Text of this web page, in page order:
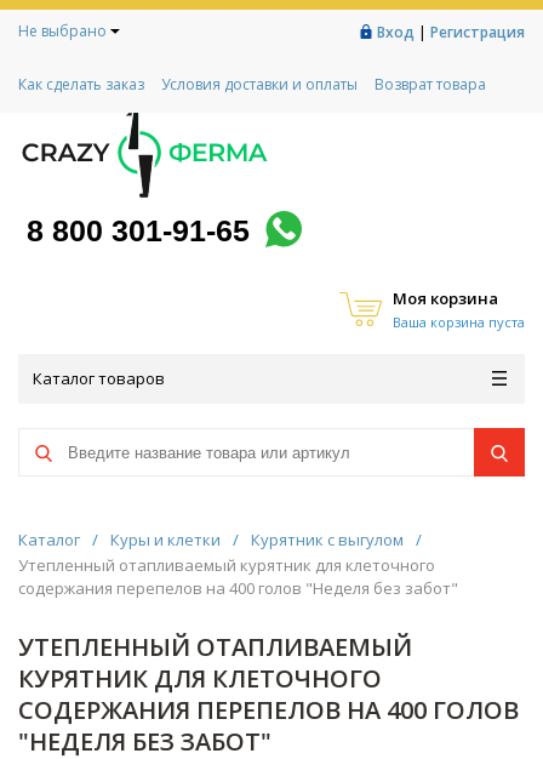
Не выбрано Вход | Регистрация
Как сделать заказ Условия доставки и оплаты
Возврат товара
Контакты
Социальный контракт
Любимая ферма
8 800 301-91-65
Моя корзина
Ваша корзина пуста
Каталог товаров
Каталог / Куры и клетки / Курятник с выгулом
/
Утепленный отапливаемый курятник для клеточного
содержания перепелов на 400 голов "Неделя без забот"
УТЕПЛЕННЫЙ ОТАПЛИВАЕМЫЙ
КУРЯТНИК ДЛЯ КЛЕТОЧНОГО
СОДЕРЖАНИЯ ПЕРЕПЕЛОВ НА 400 ГОЛОВ
"НЕДЕЛЯ БЕЗ ЗАБОТ"